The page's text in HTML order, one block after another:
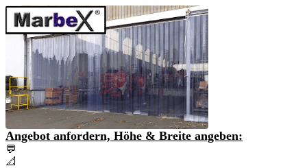
Angebot anfordern, Höhe & Breite angeben:
💬
📐